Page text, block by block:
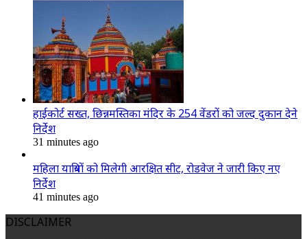
हाईकोर्ट सख्त, छिन्नमस्तिका मंदिर के 254 वेंडरों को जल्द दुकान देने
निर्देश
31 minutes ago
महिला यात्रियों को मिलेगी आरक्षित सीट, रोडवेज ने जारी किए नए
निर्देश
41 minutes ago
DISCLAIMER